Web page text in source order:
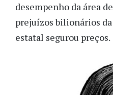
desempenho da área
prejuízos bilionários
estatal segurou preços.